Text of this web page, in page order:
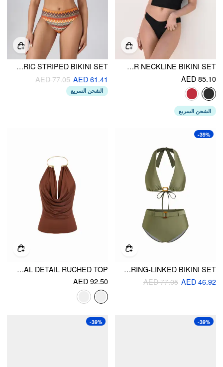
HALTER NECKLINE BIKINI SET
AED 85.10
الشحن السريع
HALTER GEOMETRIC STRIPED BIKINI SET
AED 61.41
AED 77.05
الشحن السريع
-39%
HALTER NECKLINE BUCKLE RING-LINKED BIKINI SET
AED 46.92
AED 77.05
COWL NECK METAL DETAIL RUCHED TOP
AED 92.50
-39%
-39%